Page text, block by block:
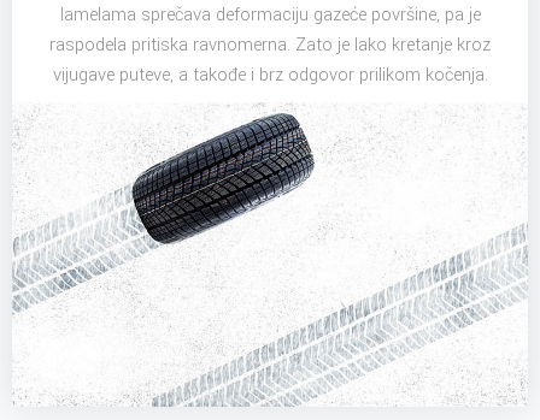
lamelama sprečava deformaciju gazeće površine, pa je
raspodela pritiska ravnomerna. Zato je lako kretanje kroz
vijugave puteve, a takođe i brz odgovor prilikom kočenja.